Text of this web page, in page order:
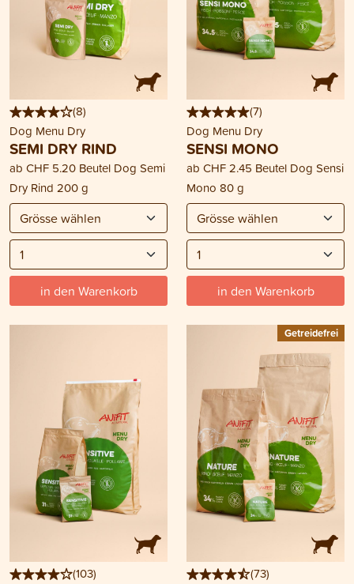
(8)
Dog Menu Dry
SEMI DRY RIND
ab CHF 5.20 Beutel Dog Semi
Dry Rind 200 g
in den Warenkorb
(7)
Dog Menu Dry
SENSI MONO
ab CHF 2.45 Beutel Dog Sensi
Mono 80 g
in den Warenkorb
(103)
Getreidefrei
(73)